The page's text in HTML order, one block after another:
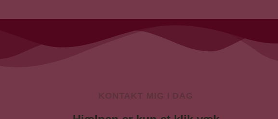
KONTAKT MIG I DAG